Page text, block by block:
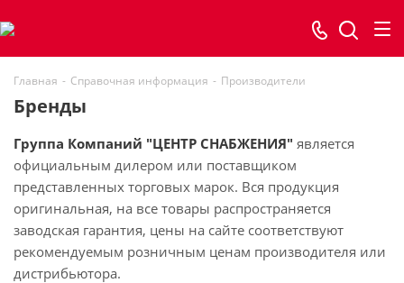
Главная - Справочная информация - Производители
Бренды
Группа Компаний "ЦЕНТР СНАБЖЕНИЯ" является
официальным дилером или поставщиком
представленных торговых марок. Вся продукция
оригинальная, на все товары распространяется
заводская гарантия, цены на сайте соответствуют
рекомендуемым розничным ценам производителя или
дистрибьютора.